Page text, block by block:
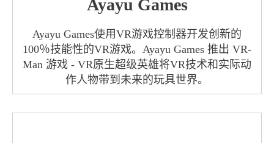
Ayayu Games
Ayayu Games使用VR游戏控制器开发创新的
100％技能性的VR游戏。Ayayu Games 推出 VR-
Man 游戏 - VR原生超级英雄将VR技术和实际动
作人物带到未来的玩具世界。